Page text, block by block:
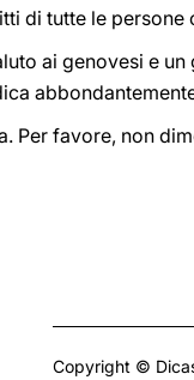
di tutte le
ai genovesi e
Per favore, non
Copyright ©